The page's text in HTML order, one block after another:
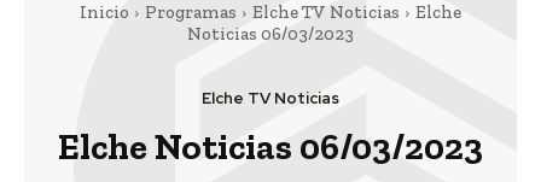
Inicio Programas Elche TV Noticias
Elche
Noticias 06/03/2023
Elche TV Noticias
Elche Noticias 06/03/2023